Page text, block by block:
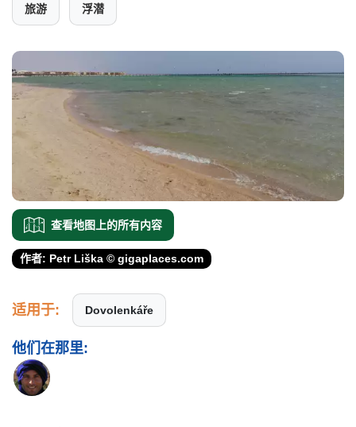
旅游 浮潜
查看地图上的所有内容
作者: Petr Liška © gigaplaces.com
适用于: Dovolenkáře
他们在那里: